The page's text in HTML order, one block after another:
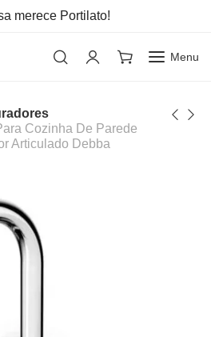
merece Portilato!
Menu
Cozinha De Parede
Articulado Debba